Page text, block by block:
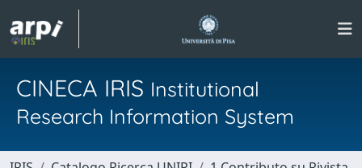
CINECA IRIS Institutional
Research Information System